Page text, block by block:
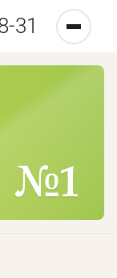
31